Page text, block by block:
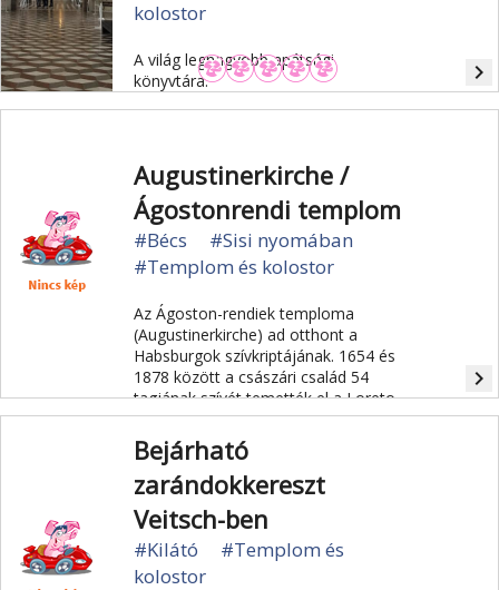
kolostor
A világ legnagyobb apátsági
könyvtára.
navigate_next
Augustinerkirche /
Ágostonrendi templom
#Bécs
#Sisi nyomában
#Templom és kolostor
Az Ágoston-rendiek temploma
(Augustinerkirche) ad otthont a
Habsburgok szívkriptájának. 1654 és
1878 között a császári család 54
tagjának szívét temették el a Loreto
kápolnában. A templomban
házasodott össze Ferenc József
császár és Sisi 1854-ben.
navigate_next
Bejárható
zarándokkereszt
Veitsch-ben
#Kilátó
#Templom és
kolostor